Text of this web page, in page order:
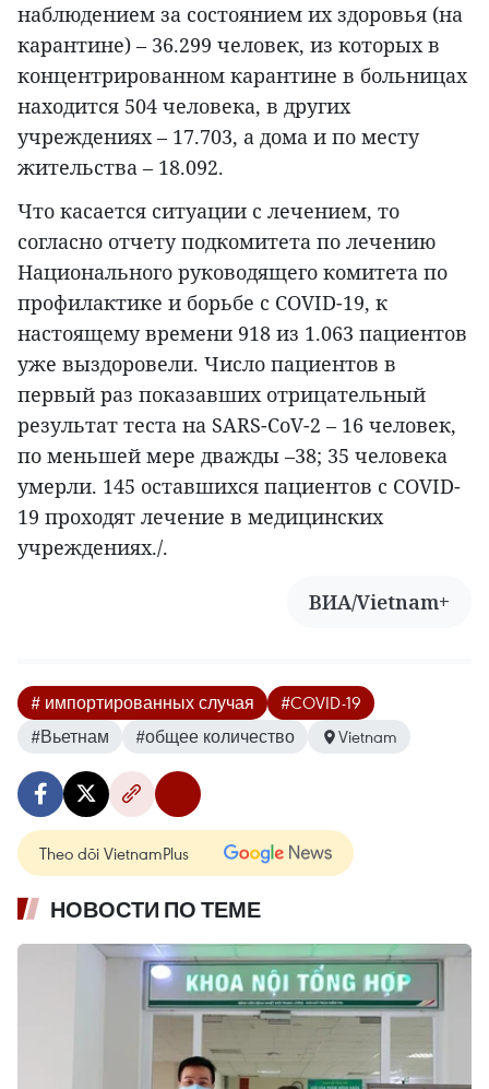
наблюдением за состоянием их здоровья (на
карантине) – 36.299 человек, из которых в
концентрированном карантине в больницах
находится 504 человека, в других
учреждениях – 17.703, а дома и по месту
жительства – 18.092.
Что касается ситуации с лечением, то
согласно отчету подкомитета по лечению
Национального руководящего комитета по
профилактике и борьбе с COVID-19, к
настоящему времени 918 из 1.063 пациентов
уже выздоровели. Число пациентов в
первый раз показавших отрицательный
результат теста на SARS-CoV-2 – 16 человек,
по меньшей мере дважды –38; 35 человека
умерли. 145 оставшихся пациентов с COVID-
19 проходят лечение в медицинских
учреждениях./.
ВИА/Vietnam+
# импортированных случая
#COVID-19
#Вьетнам
#общее количество Vietnam
Theo dõi VietnamPlus
НОВОСТИ ПО ТЕМЕ